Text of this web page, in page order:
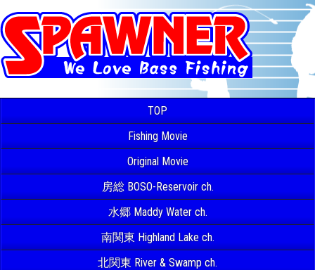
TOP
Fishing Movie
Original Movie
房総 BOSO-Reservoir ch.
水郷 Maddy Water ch.
南関東 Highland Lake ch.
北関東 River & Swamp ch.